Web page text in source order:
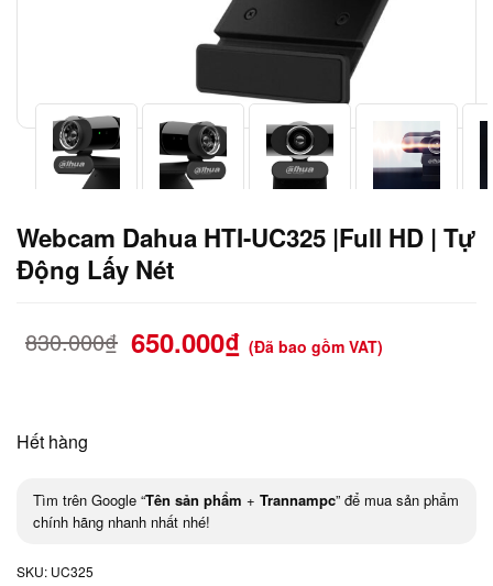
Webcam Dahua HTI-UC325 |Full HD | Tự
Động Lấy Nét
830.000₫ 650.000₫ (Đã bao gồm VAT)
Hết hàng
Tìm trên Google “Tên sản phẩm + Trannampc” để mua sản phẩm
chính hãng nhanh nhất nhé!
SKU: UC325